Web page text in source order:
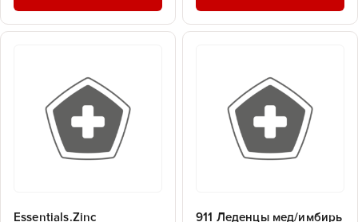
Essentials.Zinc
911 Леденцы мед/имбирь